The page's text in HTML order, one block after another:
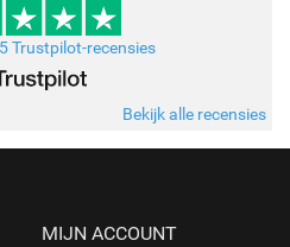
Trustpilot-recensies
Bekijk alle recensies
MIJN ACCOUNT